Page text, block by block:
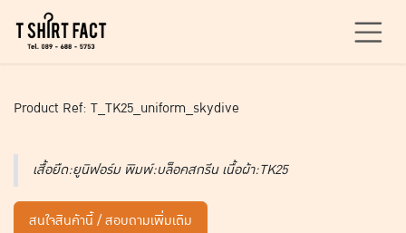
Skip to Content
Product Ref: T_TK25_uniform_skydive
เสื้อยืด:ยูนิฟอร์ม พิมพ์:บล็อคสกรีน เนื้อผ้า:TK25
สนใจสินค้านี้ / สอบถามเพิ่มเติม